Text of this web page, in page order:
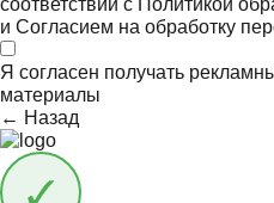
соответствии с Политикой
и Согласием на обработку
Я согласен получать
материалы
← Назад